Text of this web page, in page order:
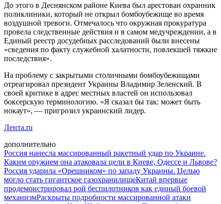
До этого в Деснянском районе Киева был арестован охранник
поликлиники, который не открыл бомбоубежище во время
воздушной тревоги. Отмечалось что окружная прокуратура
провела следственные действия и в самом медучреждении, а в
Единый реестр досудебных расследований были внесены
«сведения по факту служебной халатности, повлекшей тяжкие
последствия».
На проблему с закрытыми столичными бомбоубежищами
отреагировал президент Украины Владимир Зеленский. В
своей критике в адрес местных властей он использовал
боксерскую терминологию. «Я сказал бы так: может быть
нокаут», — пригрозил украинский лидер.
Лента.ru
дополнительно
Россия нанесла массированный ракетный удар по Украине.
Каким оружием она атаковала цели в Киеве, Одессе и Львове?
Россия ударила «Орешником» по западу Украины. Целью
могло стать гигантское газохранилищеКитай впервые
продемонстрировал рой беспилотников как единый боевой
механизмРаскрыты подробности массированной атаки